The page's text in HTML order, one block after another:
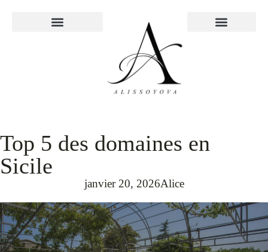
Top 5 des domaines en
Sicile
janvier 20, 2026Alice